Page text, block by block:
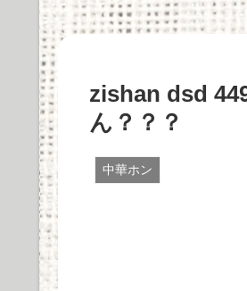
BenQ、有機EL WQHD
剖！価格の...
Marantz MODEL M1と
を選...
Cadenza 12は本当に価
た音質とデザイン...
zishan dsd
ん？？？
中華ホン